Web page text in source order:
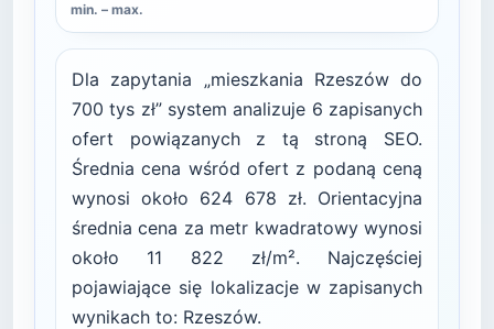
min. – max.
Dla zapytania „mieszkania Rzeszów do
700 tys zł” system analizuje 6 zapisanych
ofert powiązanych z tą stroną SEO.
Średnia cena wśród ofert z podaną ceną
wynosi około 624 678 zł. Orientacyjna
średnia cena za metr kwadratowy wynosi
około 11 822 zł/m². Najczęściej
pojawiające się lokalizacje w zapisanych
wynikach to: Rzeszów.